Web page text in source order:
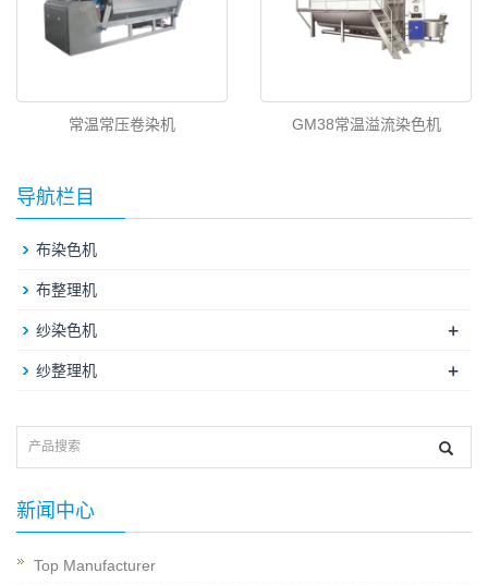
常温常压卷染机 GM38常温溢流染色机
导航栏目
布染色机
布整理机
纱染色机 +
纱整理机 +
新闻中心
Top Manufacturer